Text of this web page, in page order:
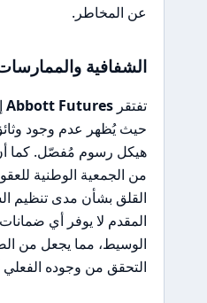
عن المخاطر.
الشفافية
تفتقرAbbott Futures
حيث يُظهر عدم وجود
هيكل رسوم مُفصّل. كما
القلق بشأن مدى تنظيم
المقدم لا يوفر أي
الوسيط، مما يجعل من
التحقق من وجوده الفعلي